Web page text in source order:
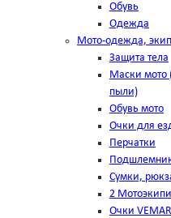
Обувь
Одежда
Мото-одежда,
Защита тела
Маски мото
пыли)
Обувь мото
Очки для
Перчатки
Сумки,
2
Очки VEMAR